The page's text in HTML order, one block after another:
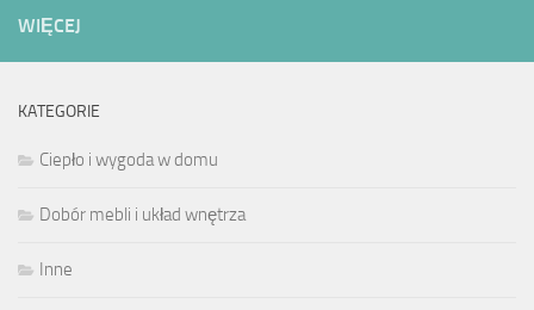
WIĘCEJ
KATEGORIE
Ciepło i wygoda w domu
Dobór mebli i układ wnętrza
Inne